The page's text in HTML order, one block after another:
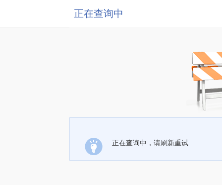
正在查询中
正在查询中，请刷新重试